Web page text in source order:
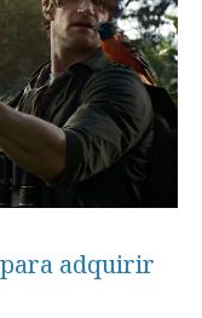
adquirir